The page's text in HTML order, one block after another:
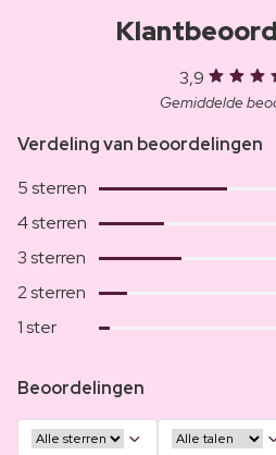
3,9
Gemiddelde
Verdeling van beoordelingen
5 sterren
4 sterren
3 sterren
2 sterren
1 ster
Beoordelingen